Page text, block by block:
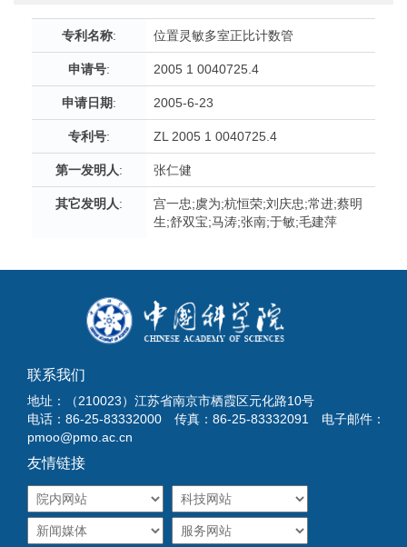
专利名称: 位置灵敏多室正比计数管
申请号: 2005 1 0040725.4
申请日期: 2005-6-23
专利号: ZL 2005 1 0040725.4
第一发明人: 张仁健
其它发明人:
宫一忠;虞为;杭恒荣;刘庆忠;常进;蔡明
生;舒双宝;马涛;张南;于敏;毛建萍
联系我们
地址：（210023）江苏省南京市栖霞区元化路10号
电话：86-25-83332000 传真：86-25-83332091 电子邮件：
pmoo@pmo.ac.cn
友情链接